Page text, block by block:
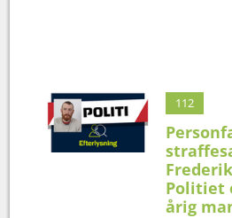
112
Politiet
årig